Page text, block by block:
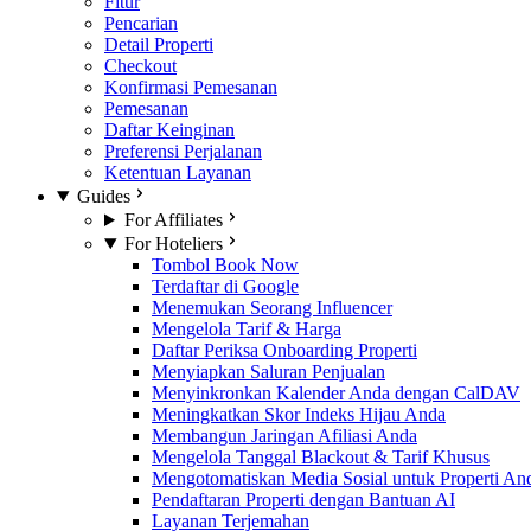
Pencarian
Detail Properti
Checkout
Konfirmasi Pemesanan
Pemesanan
Daftar Keinginan
Preferensi Perjalanan
Ketentuan Layanan
Guides
For Affiliates
For Hoteliers
Tombol Book Now
Terdaftar di Google
Menemukan Seorang Influencer
Mengelola Tarif & Harga
Daftar Periksa Onboarding Properti
Menyiapkan Saluran Penjualan
Menyinkronkan Kalender Anda dengan CalDAV
Meningkatkan Skor Indeks Hijau Anda
Membangun Jaringan Afiliasi Anda
Mengelola Tanggal Blackout & Tarif Khusus
Mengotomatiskan Media Sosial untuk Properti
Pendaftaran Properti dengan Bantuan AI
Layanan Terjemahan